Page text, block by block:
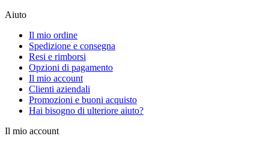
Aiuto
Il mio ordine
Spedizione e consegna
Resi e rimborsi
Opzioni di pagamento
Il mio account
Clienti aziendali
Promozioni e buoni acquisto
Hai bisogno di ulteriore aiuto?
Il mio account